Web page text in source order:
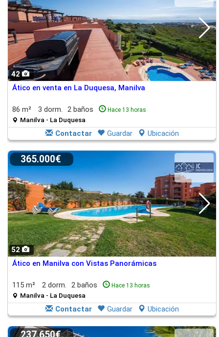
42
Ático en venta en La Duquesa, Manilva
86 m² 3 dorm. 2 baños Hace 13 horas
Manilva - La Duquesa
Contactar Guardar Ubicación
52
365.000€
Ático en Manilva con Vistas Panorámicas
115 m² 2 dorm. 2 baños Hace 13 horas
Manilva - La Duquesa
Contactar Guardar Ubicación